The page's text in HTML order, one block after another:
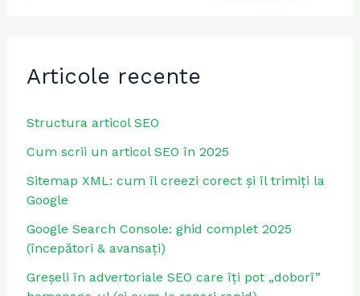
Articole recente
Structura articol SEO
Cum scrii un articol SEO în 2025
Sitemap XML: cum îl creezi corect și îl trimiți la
Google
Google Search Console: ghid complet 2025
(începători & avansați)
Greșeli în advertoriale SEO care îți pot „doborî”